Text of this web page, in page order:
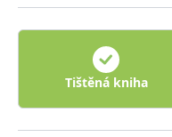
často podléháme
vám odpoví a jak na
především malým
rovnováhu ve vašem
Tištěná kniha